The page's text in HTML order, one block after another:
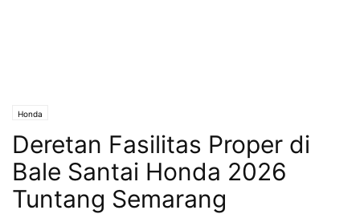
Honda
Deretan Fasilitas Proper di
Bale Santai Honda 2026
Tuntang Semarang